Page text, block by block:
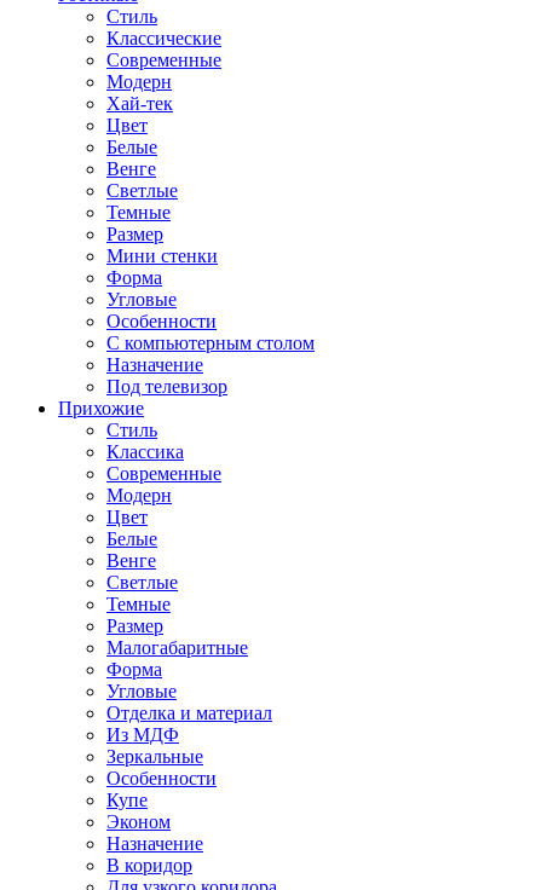
Стиль
Классические
Современные
Модерн
Хай-тек
Цвет
Белые
Венге
Светлые
Темные
Размер
Мини стенки
Форма
Угловые
Особенности
С компьютерным столом
Назначение
Под телевизор
Прихожие
Стиль
Классика
Современные
Модерн
Цвет
Белые
Венге
Светлые
Темные
Размер
Малогабаритные
Форма
Угловые
Отделка и материал
Из МДФ
Зеркальные
Особенности
Купе
Эконом
Назначение
В коридор